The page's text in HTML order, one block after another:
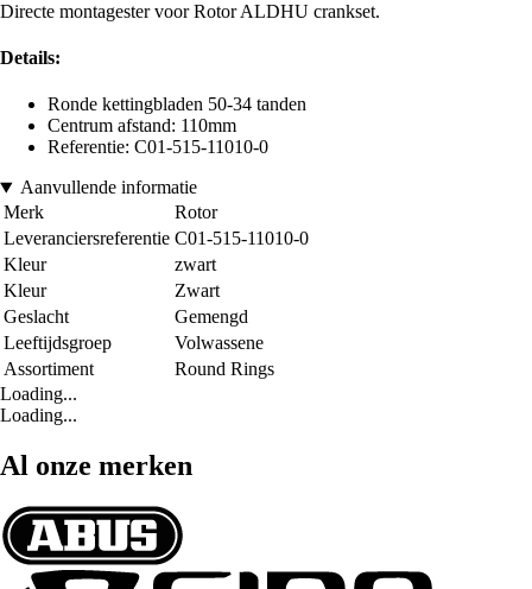
Directe montagester voor Rotor ALDHU crankset.
Details:
Ronde kettingbladen 50-34 tanden
Centrum afstand: 110mm
Referentie: C01-515-11010-0
Aanvullende informatie
Merk
Rotor
Leveranciersreferentie C01-515-11010-0
Kleur
zwart
Kleur
Zwart
Geslacht
Gemengd
Leeftijdsgroep
Volwassene
Assortiment
Round Rings
Loading...
Loading...
Al onze merken